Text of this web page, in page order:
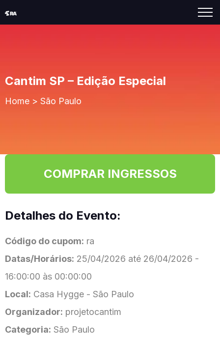
Cantim SP – Edição Especial
Home > São Paulo
COMPRAR INGRESSOS
Detalhes do Evento:
Código do cupom: ra
Datas/Horários: 25/04/2026 até 26/04/2026 -
16:00:00 às 00:00:00
Local: Casa Hygge - São Paulo
Organizador: projetocantim
Categoria: São Paulo